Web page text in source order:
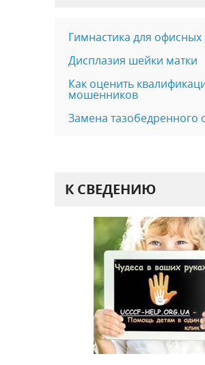
Гимнастика для
Дисплазия шейки матки
Как оценить
мошенников
Замена тазобедренного
К СВЕДЕНИЮ